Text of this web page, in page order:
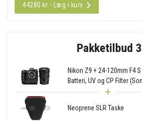
44280 kr - Læg i kurv
Pakketilbud 3
Nikon Z9 + 24-120mm F4 S
Batteri, UV og CP Filter
Neoprene SLR Taske